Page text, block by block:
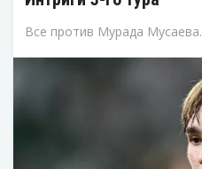
Все против Мурада Мусаева.